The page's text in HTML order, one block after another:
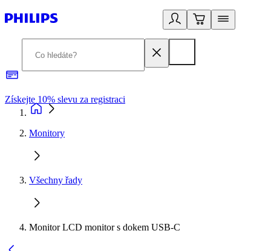
Získejte 10% slevu za registraci
Monitory
Všechny řady
Monitor LCD monitor s dokem USB-C